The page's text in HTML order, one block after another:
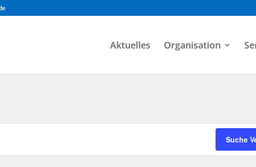
Aktuelles Organisation
Suche